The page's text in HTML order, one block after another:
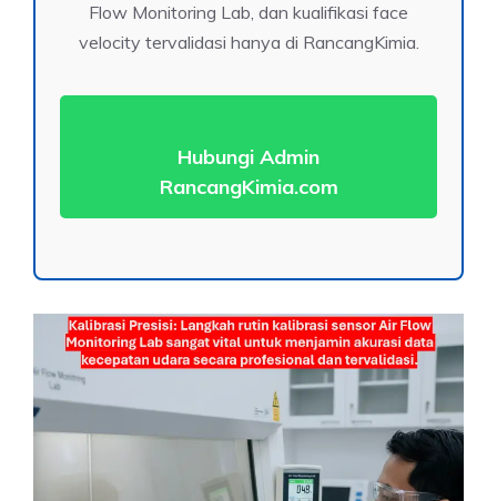
Flow Monitoring Lab, dan kualifikasi face
velocity tervalidasi hanya di RancangKimia.
Hubungi Admin
RancangKimia.com